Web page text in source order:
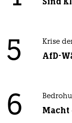
5 Krise
AfD-
6 Macht